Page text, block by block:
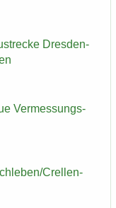
Dresden-​
Ver­mes­sungs­
Crel­len­